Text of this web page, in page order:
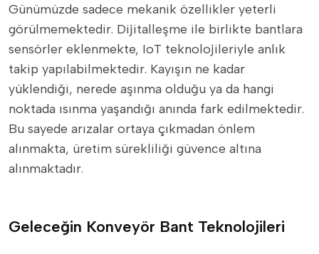
Günümüzde sadece mekanik özellikler yeterli
görülmemektedir. Dijitalleşme ile birlikte bantlara
sensörler eklenmekte, IoT teknolojileriyle anlık
takip yapılabilmektedir. Kayışın ne kadar
yüklendiği, nerede aşınma olduğu ya da hangi
noktada ısınma yaşandığı anında fark edilmektedir.
Bu sayede arızalar ortaya çıkmadan önlem
alınmakta, üretim sürekliliği güvence altına
alınmaktadır.
Geleceğin Konveyör Bant Teknolojileri